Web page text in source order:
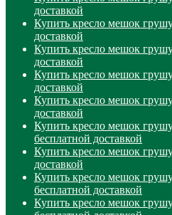
доставкой
Купить кресло мешок
доставкой
Купить кресло мешок
доставкой
Купить кресло мешок
доставкой
Купить кресло мешок
доставкой
Купить кресло мешок
бесплатной доставкой
Купить кресло мешок
доставкой
Купить кресло мешок
бесплатной доставкой
Купить кресло мешок